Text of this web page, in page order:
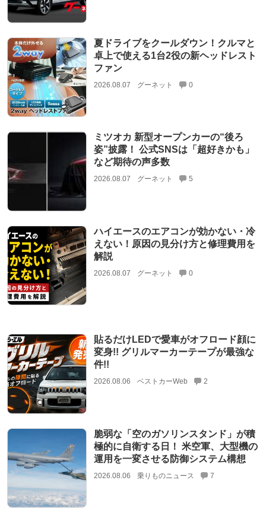
夏ドライブをクールダウン！クルマと
卓上で使える1台2役の新ヘッドレスト
ファン
2026.08.07 グーネット 0
ミツオカ 新型オープンカーの“後ろ
姿”披露！ 公式SNSは「超好きかも」
など期待の声多数
2026.08.07 グーネット 5
ハイエースのエアコンが効かない・冷
えない！原因の見分け方と修理費用を
解説
2026.08.07 グーネット 0
貼るだけLEDで愛車がオフロード顔に
変身!! グリルマーカーテープが最強な
件!!
2026.08.06 ベストカーWeb 2
脆弱な「空のガソリンスタンド」が積
極的に自衛する日！ 米空軍、大型機の
運用を一変させる防御システム構想
2026.08.06 乗りものニュース 7